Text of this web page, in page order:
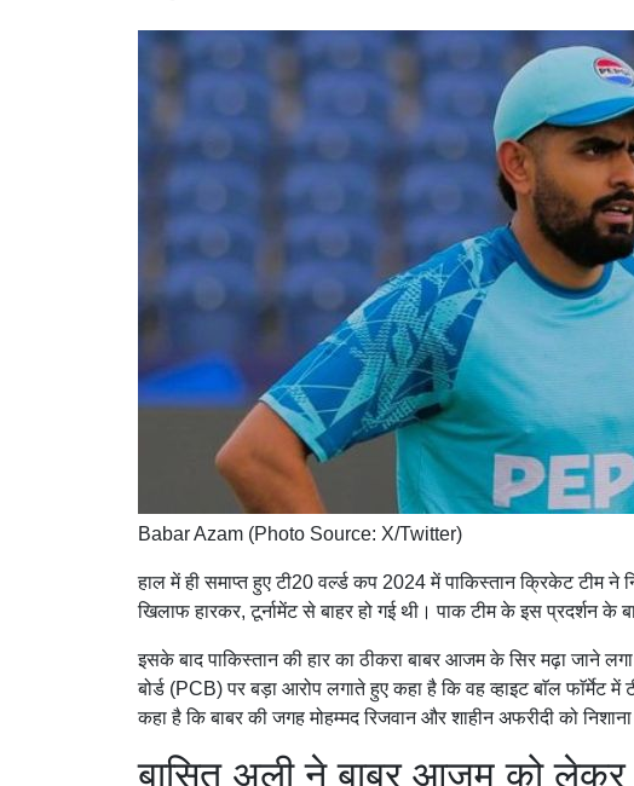
Babar Azam (Photo Source: X/Twitter)
हाल में ही समाप्त हुए टी20 वर्ल्ड कप 2024 में पाकिस्तान क्रिकेट टीम
खिलाफ हारकर, टूर्नामेंट से बाहर हो गई थी। पाक टीम के इस प्रदर्शन
इसके बाद पाकिस्तान की हार का ठीकरा बाबर आजम के सिर मढ़ा जाने
बोर्ड (PCB) पर बड़ा आरोप लगाते हुए कहा है कि वह व्हाइट बाॅल
कहा है कि बाबर की जगह मोहम्मद रिजवान और शाहीन अफरीदी को निशाना
बासित अली ने बाबर आजम को लेकर